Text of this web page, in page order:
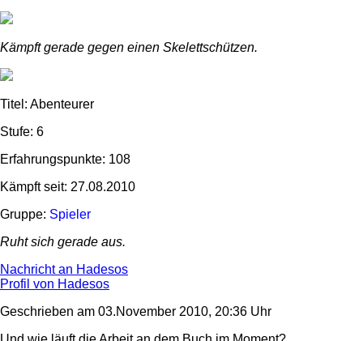
Kämpft gerade gegen einen Skelettschützen.
Titel: Abenteurer
Stufe: 6
Erfahrungspunkte: 108
Kämpft seit: 27.08.2010
Gruppe: Spieler
Ruht sich gerade aus.
Nachricht an Hadesos
Profil von Hadesos
Geschrieben am 03.November 2010, 20:36 Uhr